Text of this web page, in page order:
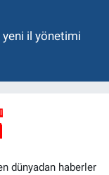
yeni il yönetimi
dünyadan haberler